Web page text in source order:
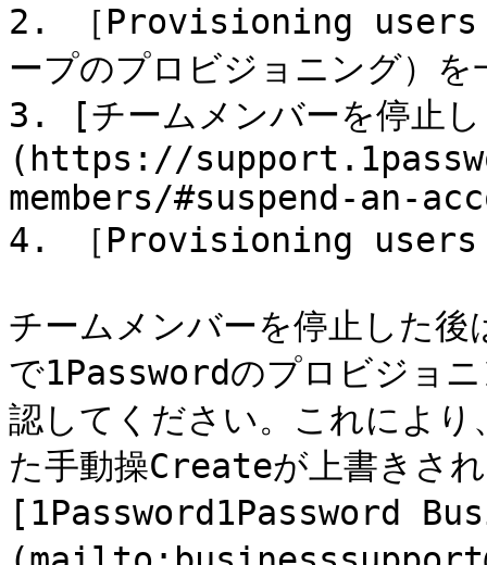
2. ［Provisioning users
ープのプロビジョニング）
3. [チームメンバーを停止
(https://
members/#suspend-an-
4. ［Provisioning users
チームメンバーを停止した
で1Passwordのプロビジョ
認してください。これによ
た手動操Createが上書きさ
[1Password1Password